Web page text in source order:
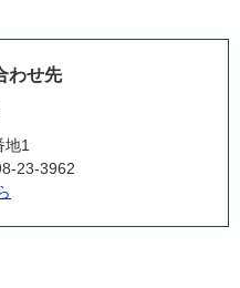
わせ先
1
23-3962